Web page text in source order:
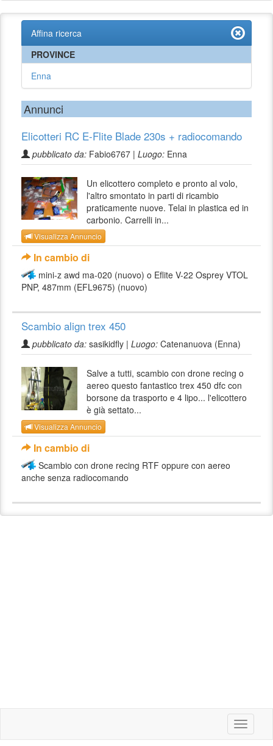
Affina ricerca
PROVINCE
Enna
Annunci
Elicotteri RC E-Flite Blade 230s + radiocomando
pubblicato da: Fabio6767 | Luogo: Enna
Un elicottero completo e pronto al volo,
l'altro smontato in parti di ricambio
praticamente nuove. Telai in plastica ed in
carbonio. Carrelli in...
Visualizza Annuncio
In cambio di
mini-z awd ma-020 (nuovo) o Eflite V-22 Osprey VTOL
PNP, 487mm (EFL9675) (nuovo)
Scambio align trex 450
pubblicato da: sasikidfly | Luogo: Catenanuova (Enna)
Salve a tutti, scambio con drone recing o
aereo questo fantastico trex 450 dfc con
borsone da trasporto e 4 lipo... l'elicottero
è già settato...
Visualizza Annuncio
In cambio di
Scambio con drone recing RTF oppure con aereo
anche senza radiocomando
Toggle